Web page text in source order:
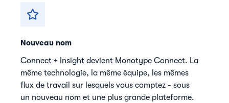
Nouveau nom
Connect + Insight devient Monotype Connect. La
même technologie, la même équipe, les mêmes
flux de travail sur lesquels vous comptez - sous
un nouveau nom et une plus grande plateforme.